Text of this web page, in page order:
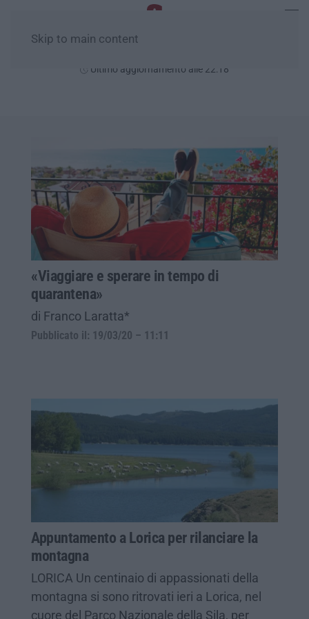
Skip to main content
Ultimo aggiornamento alle 22:18
«Viaggiare e sperare in tempo di
quarantena»
di Franco Laratta*
Pubblicato il: 19/03/20 – 11:11
Appuntamento a Lorica per rilanciare la
montagna
LORICA Un centinaio di appassionati della
montagna si sono ritrovati ieri a Lorica, nel
cuore del Parco Nazionale della Sila, per